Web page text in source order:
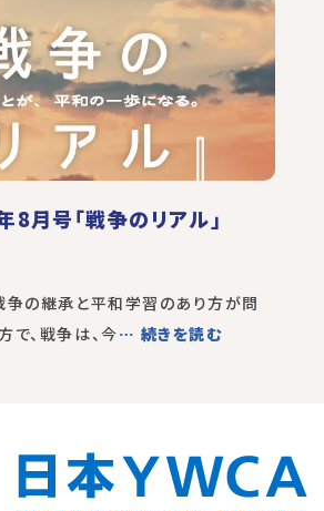
月号「戦争のリアル」
争の継承と平和学習のあり方が問
で、戦争は、今… 続きを読む